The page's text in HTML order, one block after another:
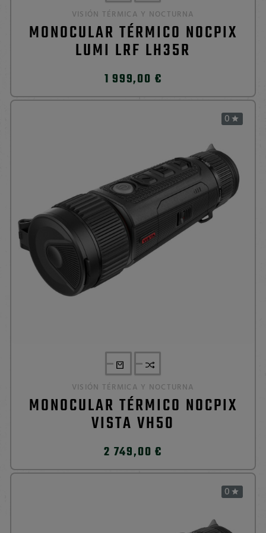
VISIÓN TÉRMICA Y NOCTURNA
MONOCULAR TÉRMICO NOCPIX
LUMI LRF LH35R
1 999,00 €
0 
VISIÓN TÉRMICA Y NOCTURNA
MONOCULAR TÉRMICO NOCPIX
VISTA VH50
2 749,00 €
0 